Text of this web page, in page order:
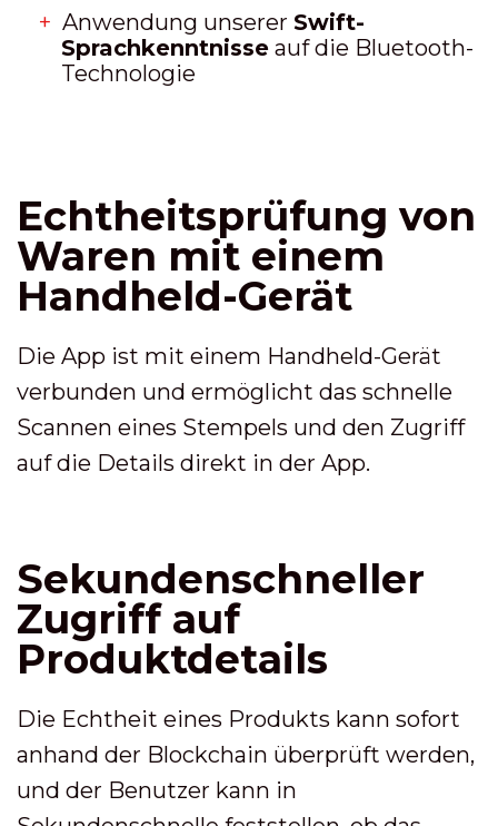
Anwendung unserer Swift-
Sprachkenntnisse auf die Bluetooth-
Technologie
Echtheitsprüfung von
Waren mit einem
Handheld-Gerät
Die App ist mit einem Handheld-Gerät
verbunden und ermöglicht das schnelle
Scannen eines Stempels und den Zugriff
auf die Details direkt in der App.
Sekundenschneller
Zugriff auf
Produktdetails
Die Echtheit eines Produkts kann sofort
anhand der Blockchain überprüft werden,
und der Benutzer kann in